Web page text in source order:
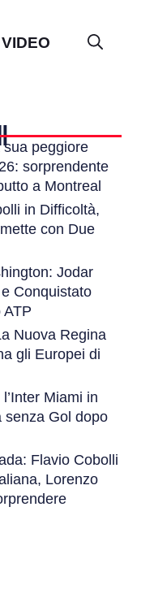
VIDEO
peggiore
sorprendente
a Montreal
in Difficoltà,
con Due
Jodar
Conquistato
ATP
Nuova Regina
gli Europei di
Miami in
senza Gol dopo
Flavio Cobolli
Lorenzo